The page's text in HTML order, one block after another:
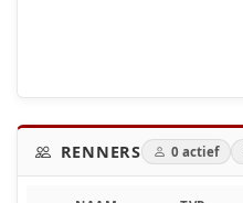
RENNERS 0 actief